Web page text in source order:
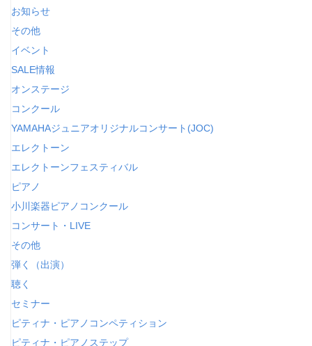
お知らせ
その他
イベント
SALE情報
オンステージ
コンクール
YAMAHAジュニアオリジナルコンサート(JOC)
エレクトーン
エレクトーンフェスティバル
ピアノ
小川楽器ピアノコンクール
コンサート・LIVE
その他
弾く（出演）
聴く
セミナー
ピティナ・ピアノコンペティション
ピティナ・ピアノステップ